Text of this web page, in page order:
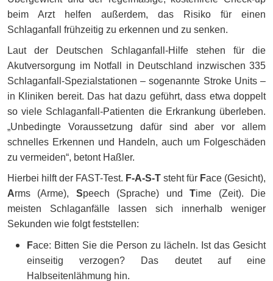
beim Arzt helfen außerdem, das Risiko für einen
Schlaganfall frühzeitig zu erkennen und zu senken.
Laut der Deutschen Schlaganfall-Hilfe stehen für die
Akutversorgung im Notfall in Deutschland inzwischen 335
Schlaganfall-Spezialstationen – sogenannte Stroke Units –
in Kliniken bereit. Das hat dazu geführt, dass etwa doppelt
so viele Schlaganfall-Patienten die Erkrankung überleben.
„Unbedingte Voraussetzung dafür sind aber vor allem
schnelles Erkennen und Handeln, auch um Folgeschäden
zu vermeiden“, betont Haßler.
Hierbei hilft der FAST-Test. F-A-S-T steht für Face (Gesicht),
Arms (Arme), Speech (Sprache) undTime (Zeit). Die
meisten Schlaganfälle lassen sich innerhalb weniger
Sekunden wie folgt feststellen:
Face: Bitten Sie die Person zu lächeln. Ist das Gesicht
einseitig verzogen? Das deutet auf eine
Halbseitenlähmung hin.